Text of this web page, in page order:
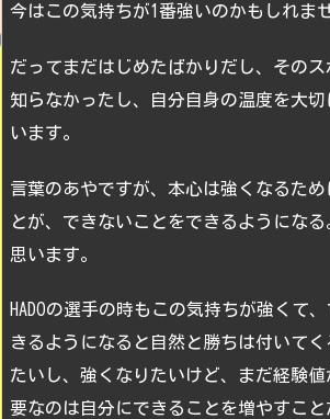
今はこの気持ちが1番強いのかもしれませ
だってまだはじめたばかりだし、そのス
知らなかったし、自分自身の温度を大
います。
言葉のあやですが、本心は強くなるため
とが、できないことをできるようにな
思います。
HADOの選手の時もこの気持ちが強くて
きるようになると自然と勝ちは付いて
たいし、強くなりたいけど、まだ経験
要なのは自分にできることを増やすこと